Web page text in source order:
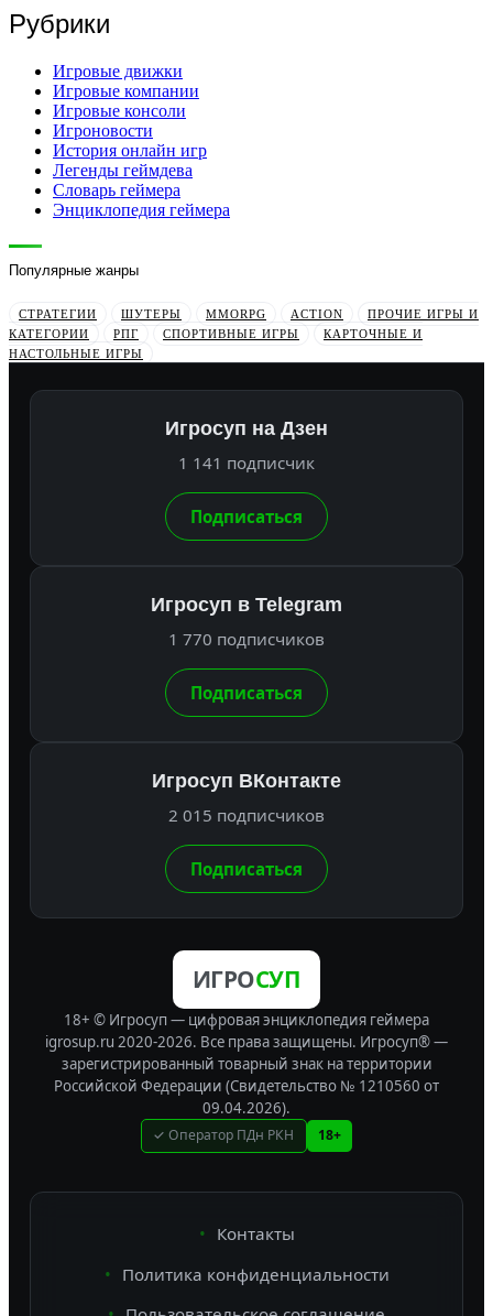
Рубрики
Игровые движки
Игровые компании
Игровые консоли
Игроновости
История онлайн игр
Легенды геймдева
Словарь геймера
Энциклопедия геймера
Популярные жанры
СТРАТЕГИИ ШУТЕРЫ MMORPG ACTION
ПРОЧИЕ ИГРЫ И
КАТЕГОРИИ
РПГ СПОРТИВНЫЕ ИГРЫ
КАРТОЧНЫЕ И
НАСТОЛЬНЫЕ ИГРЫ
Игросуп на Дзен
1 141 подписчик
Подписаться
Игросуп в Telegram
1 770 подписчиков
Подписаться
Игросуп ВКонтакте
2 015 подписчиков
Подписаться
ИГРОСУП
18+ © Игросуп — цифровая энциклопедия геймера
igrosup.ru 2020-2026. Все права защищены. Игросуп® —
зарегистрированный товарный знак на территории
Российской Федерации (Свидетельство № 1210560 от
09.04.2026).
✓ Оператор ПДн РКН 18+
Контакты
Политика конфиденциальности